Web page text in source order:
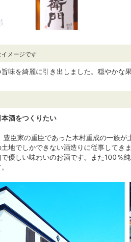
メージです
味を綺麗に引き出しました。穏やかな
酒をつくりたい
豊臣家の重臣であった木村重成の一族
地でしかできない酒造りに従事してき
優しい味わいのお酒です。また100％